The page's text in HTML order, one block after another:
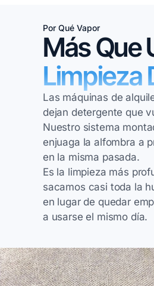
Por Qué Vapor
Más Que
Limpieza
Las máquinas de
dejan detergente que
Nuestro sistema
enjuaga la alfombra a
en la misma pasada.
Es la limpieza más
sacamos casi toda la
en lugar de quedar
a usarse el mismo día.